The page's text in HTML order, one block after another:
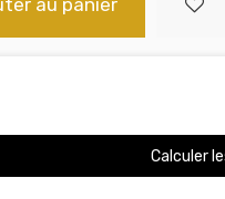
au panier
Calculer